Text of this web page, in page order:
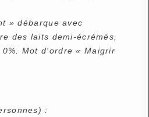
» débarque avec
des laits demi-écrémés,
Mot d'ordre « Maigrir
: